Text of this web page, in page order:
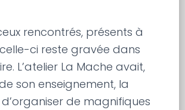
rencontrés, présents à
ci reste gravée dans
L’atelier La Mache avait,
son enseignement, la
de magnifiques